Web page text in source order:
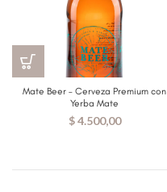
Mate Beer – Cerveza Premium con
Yerba Mate
$4.500,00